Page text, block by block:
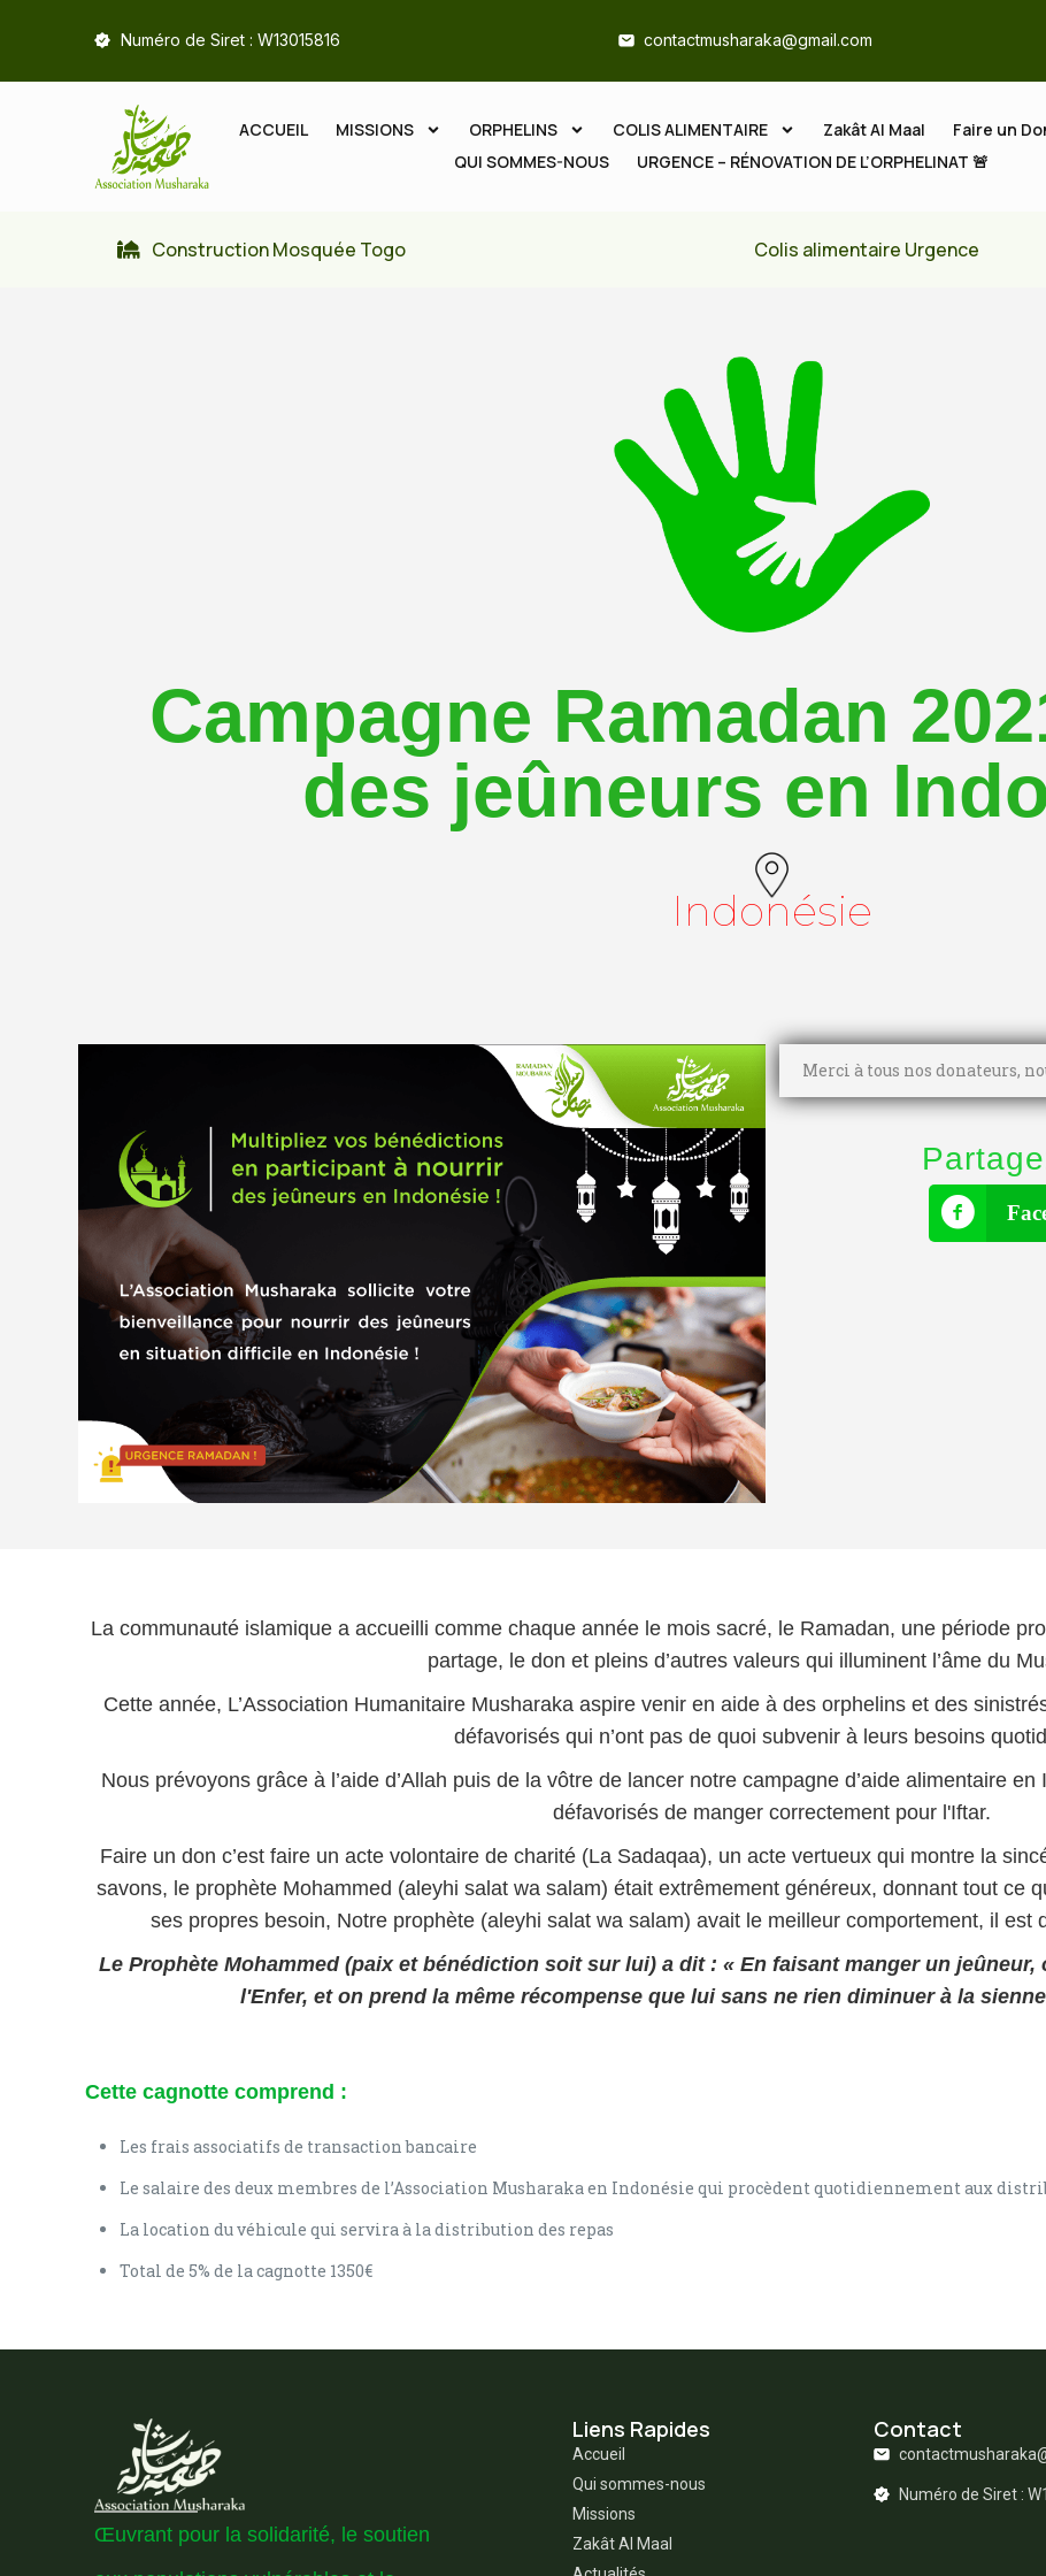
Numéro de Siret : W13015816 contactmusharaka@gmail.com
ACCUEIL MISSIONS ORPHELINS COLIS ALIMENTAIRE Zakât Al Maal Faire un
QUI SOMMES-NOUS
URGENCE – RÉNOVATION DE L’ORPHELINAT 🚨
Construction Mosquée Togo Colis alimentaire Urgence
Campagne Ramadan
des jeûneurs en
Indonésie
Merci à tous nos donateurs,
La communauté islamique a accueilli comme chaque année le mois sacré, le Ramadan, une période
partage, le don et pleins d’autres valeurs qui illuminent l’âme du
Cette année, L’Association Humanitaire Musharaka aspire venir en aide à des orphelins et des
défavorisés qui n’ont pas de quoi subvenir à leurs besoins
Nous prévoyons grâce à l’aide d’Allah puis de la vôtre de lancer notre campagne d’aide alimentaire
défavorisés de manger correctement pour l'Iftar.
Faire un don c’est faire un acte volontaire de charité (La Sadaqaa), un acte vertueux qui montre la
savons, le prophète Mohammed (aleyhi salat wa salam) était extrêmement généreux, donnant tout ce
ses propres besoin, Notre prophète (aleyhi salat wa salam) avait le meilleur comportement, il est
Le Prophète Mohammed (paix et bénédiction soit sur lui) a dit : « En faisant manger un
l'Enfer, et on prend la même récompense que lui sans ne rien diminuer à la
Cette cagnotte comprend :
Les frais associatifs de transaction bancaire
Le salaire des deux membres de l’Association Musharaka en Indonésie qui procèdent quotidiennement aux
La location du véhicule qui servira à la distribution des repas
Total de 5% de la cagnotte 1350€
Œuvrant pour la solidarité, le soutien
Liens Rapides
Accueil
Qui sommes-nous
Missions
Zakât Al Maal
Contact
Numéro de Siret :